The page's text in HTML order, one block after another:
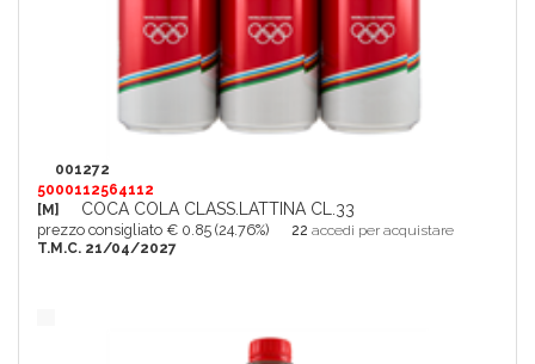
001272
5000112564112
[M]
COCA COLA CLASS.LATTINA CL.33
prezzo consigliato € 0.85 (24.76%) 22 accedi per acquistare
T.M.C. 21/04/2027